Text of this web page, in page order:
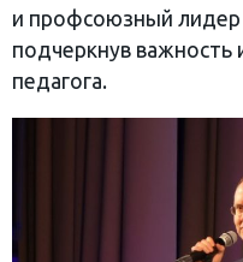
и профсоюзный лидер
подчеркнув важность
педагога.